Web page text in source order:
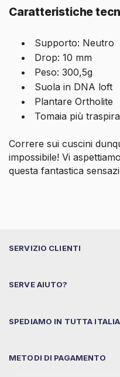
Caratteristiche
Supporto: Neutro
Drop: 10 mm
Peso: 300,5g
Suola in DNA loft
Plantare Ortholite
Tomaia più
Correre sui cuscini
impossibile! Vi
questa fantastica
SERVIZIO CLIENTI
SERVE AIUTO?
SPEDIAMO IN TUTTA ITALIA
METODI DI PAGAMENTO